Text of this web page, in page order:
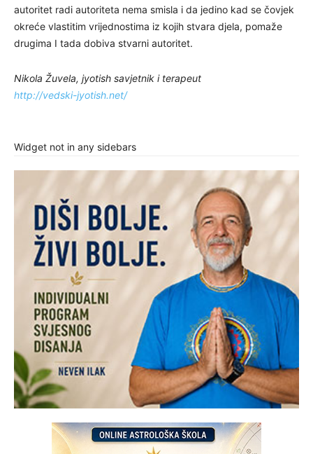
autoritet radi autoriteta nema smisla i da jedino kad se čovjek
okreće vlastitim vrijednostima iz kojih stvara djela, pomaže
drugima I tada dobiva stvarni autoritet.
Nikola Žuvela, jyotish savjetnik i terapeut
http://vedski-jyotish.net/
Widget not in any sidebars